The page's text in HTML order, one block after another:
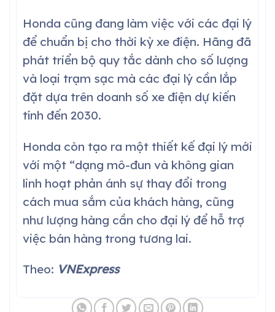
Honda cũng đang làm việc với các đại lý
để chuẩn bị cho thời kỳ xe điện. Hãng đã
phát triển bộ quy tắc dành cho số lượng
và loại trạm sạc mà các đại lý cần lắp
đặt dựa trên doanh số xe điện dự kiến
tính đến 2030.
Honda còn tạo ra một thiết kế đại lý mới
với một “dạng mô-đun và không gian
linh hoạt phản ánh sự thay đổi trong
cách mua sắm của khách hàng, cũng
như lượng hàng cần cho đại lý để hỗ trợ
việc bán hàng trong tương lai.
Theo: VNExpress